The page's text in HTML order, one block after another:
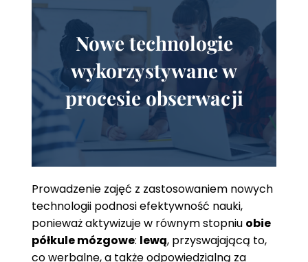
Nowe technologie
wykorzystywane w
procesie obserwacji
Prowadzenie zajęć z zastosowaniem nowych
technologii podnosi efektywność nauki,
ponieważ aktywizuje w równym stopniu obie
półkule mózgowe: lewą, przyswajającą to,
co werbalne, a także odpowiedzialną za